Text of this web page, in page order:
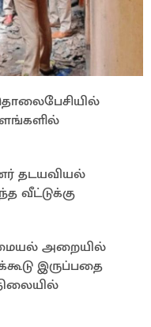
தடயவியல்
வீட்டுக்கு
அறையில்
இருப்பதை